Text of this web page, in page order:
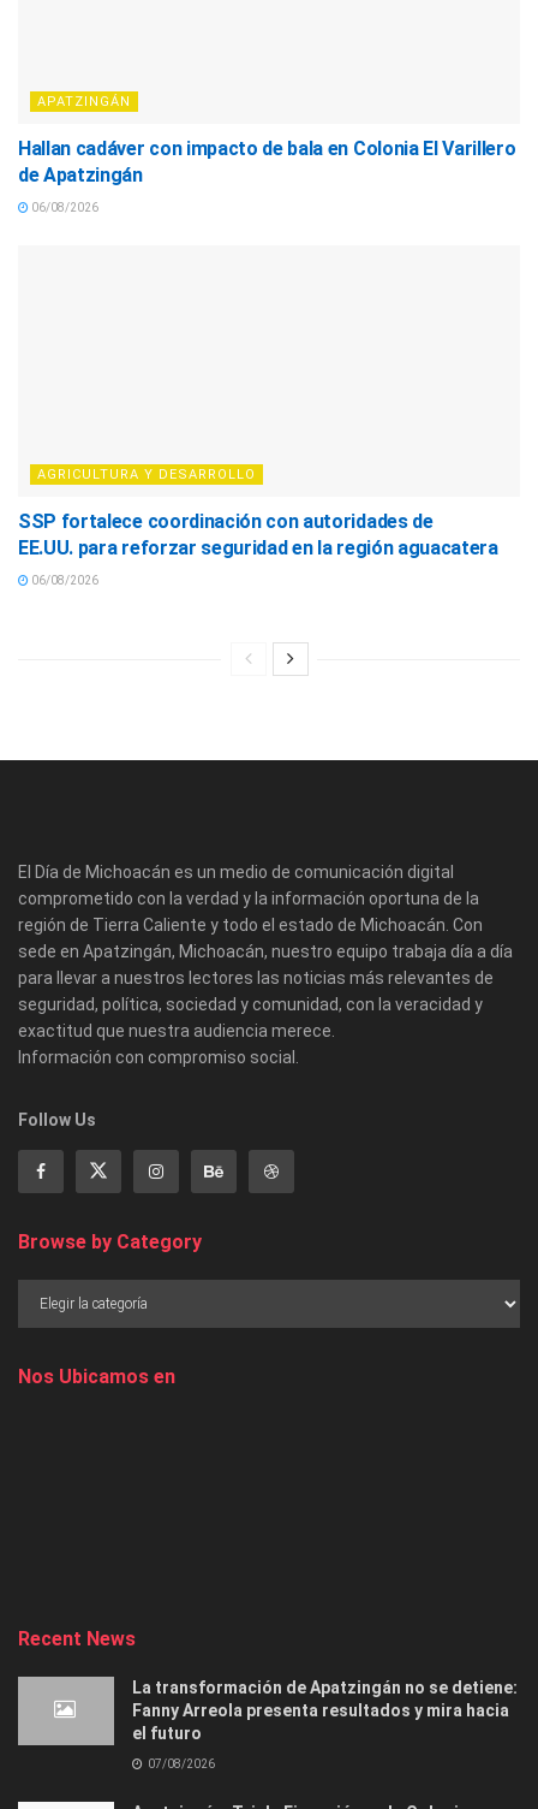
APATZINGÁN
Hallan cadáver con impacto de bala en Colonia El Varillero
de Apatzingán
06/08/2026
AGRICULTURA Y DESARROLLO
SSP fortalece coordinación con autoridades de
EE.UU. para reforzar seguridad en la región aguacatera
06/08/2026
El Día de Michoacán es un medio de comunicación digital
comprometido con la verdad y la información oportuna de la
región de Tierra Caliente y todo el estado de Michoacán. Con
sede en Apatzingán, Michoacán, nuestro equipo trabaja día a día
para llevar a nuestros lectores las noticias más relevantes de
seguridad, política, sociedad y comunidad, con la veracidad y
exactitud que nuestra audiencia merece.
Información con compromiso social.
Follow Us
Browse by Category
Nos Ubicamos en
Recent News
La transformación de Apatzingán no se detiene:
Fanny Arreola presenta resultados y mira hacia
el futuro
07/08/2026